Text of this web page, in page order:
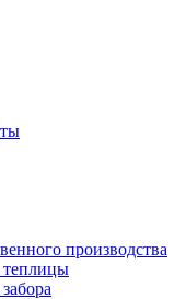
производства
теплицы